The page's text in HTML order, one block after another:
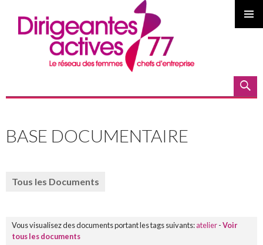
AU
PRINCIPAL
BASE DOCUMENTAIRE
Tous les Documents
Vous visualisez des documents portant les tags suivants:atelier-Voir
tous les documents